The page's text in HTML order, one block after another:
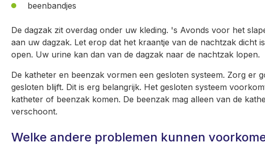
beenbandjes
De dagzak zit overdag onder uw kleding. 's Avonds voor het
aan uw dagzak. Let erop dat het kraantje van de nachtzak dicht
open. Uw urine kan dan van de dagzak naar de nachtzak lopen.
De katheter en beenzak vormen een gesloten systeem. Zorg er
gesloten blijft. Dit is erg belangrijk. Het gesloten systeem
katheter of beenzak komen. De beenzak mag alleen van de
verschoont.
Welke andere problemen kunnen